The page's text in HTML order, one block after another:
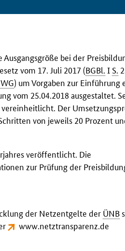
bei der
vom 17. Juli 2017 (BGBl. I S.
) um Vorgaben zur Einführung
vom 25.04.2018 ausgestaltet.
Der
von jeweils 20 Prozent
veröffentlicht. Die
zur Prüfung der
der Netzentgelte der ÜNB
www.netztransparenz.de